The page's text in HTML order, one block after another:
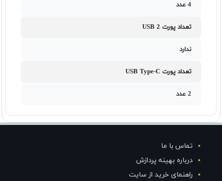
4 عدد
تعداد پورت USB 2
ندارد
تعداد پورت USB Type-C
2 عدد
تماس با ما
درباره بهینه پردازش
راهنمای خرید از سایت